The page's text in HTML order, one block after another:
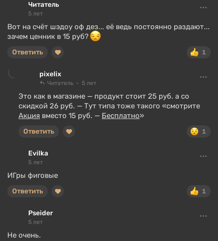
Читатель
5 лет
Вот на счёт шэдоу оф дез... её ведь постоянно раздают...
зачем ценник в 15 руб?
1
Ответить
pixelix
Читатель 5 лет
Это как в магазине — продукт стоит 25 руб. а со
скидкой 26 руб. — Тут типа тоже такого «смотрите
Акция вместо 15 руб. — Бесплатно»
1
Ответить
Evilka
5 лет
ИГры фиговые
1
Ответить
Pseider
5 лет
Не очень.